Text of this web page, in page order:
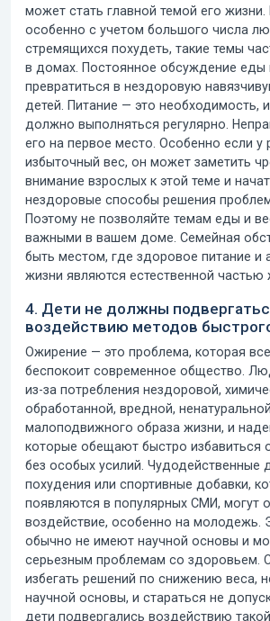
может стать главной темой его
особенно с учетом большого числа
стремящихся похудеть, такие темы
в домах. Постоянное обсуждение еды
превратиться в нездоровую
детей. Питание — это необходимость,
должно выполняться регулярно.
его на первое место. Особенно если у
избыточный вес, он может заметить
внимание взрослых к этой теме и
нездоровые способы решения
Поэтому не позволяйте темам еды и
важными в вашем доме. Семейная
быть местом, где здоровое питание и
жизни являются естественной частью
4. Дети не должны
воздействию методов
Ожирение — это проблема, которая
беспокоит современное общество.
из-за потребления нездоровой,
обработанной, вредной,
малоподвижного образа жизни, и
которые обещают быстро избавиться
без особых усилий. Чудодейственные
похудения или спортивные добавки,
появляются в популярных СМИ, могут
воздействие, особенно на молодежь.
обычно не имеют научной основы и
серьезным проблемам со здоровьем.
избегать решений по снижению веса,
научной основы, и стараться не
дети подвергались воздействию